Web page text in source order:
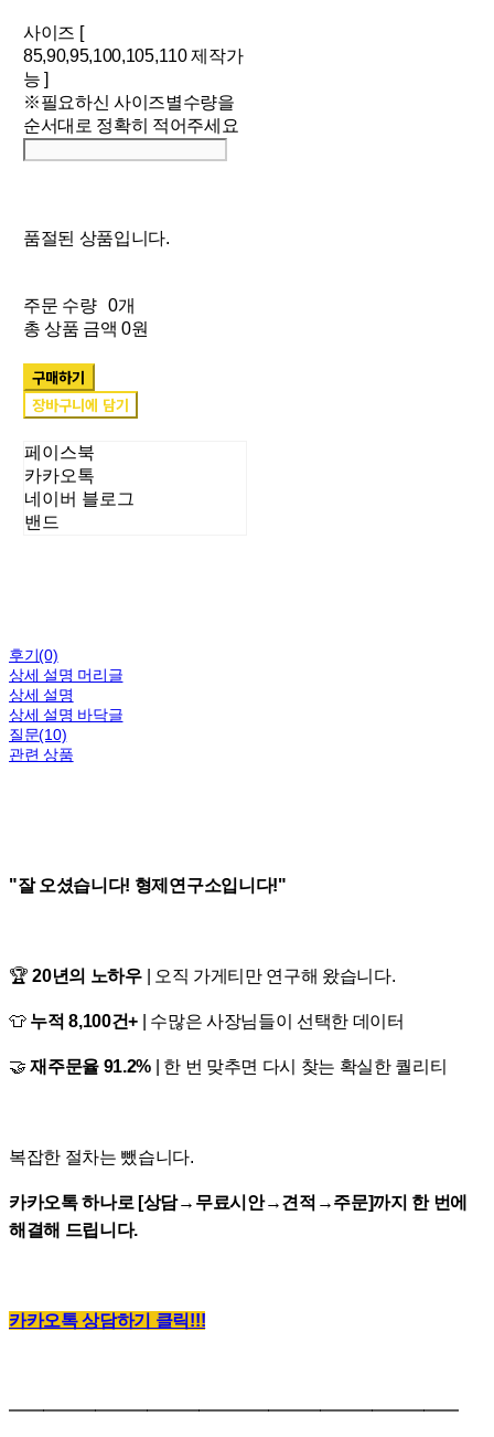
사이즈 [
85,90,95,100,105,110 제작가
능 ]
※필요하신 사이즈별수량을
순서대로 정확히 적어주세요
품절된 상품입니다.
주문 수량
0개
총 상품 금액 0원
구매하기
장바구니에 담기
페이스북
카카오톡
네이버 블로그
밴드
후기(0)
상세 설명 머리글
상세 설명
상세 설명 바닥글
질문(10)
관련 상품
"잘 오셨습니다! 형제연구소입니다!"
🏆20년의 노하우| 오직 가게티만 연구해 왔습니다.
👕 누적 8,100건+ | 수많은 사장님들이 선택한 데이터
🤝재주문율 91.2% | 한 번 맞추면 다시 찾는 확실한 퀄리티
복잡한 절차는 뺐습니다.
카카오톡 하나로 [상담→무료시안→견적→주문]까지 한 번에
해결해 드립니다.
카카오톡 상담하기 클릭!!!
━━━━━━━━━━━━━━━━━━━━━━━━━━